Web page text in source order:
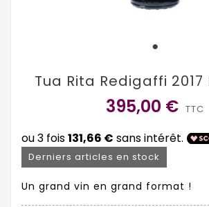
Tua Rita Redigaffi 2017
395,00 € TTC
Derniers articles en stock
Un grand vin en grand format !